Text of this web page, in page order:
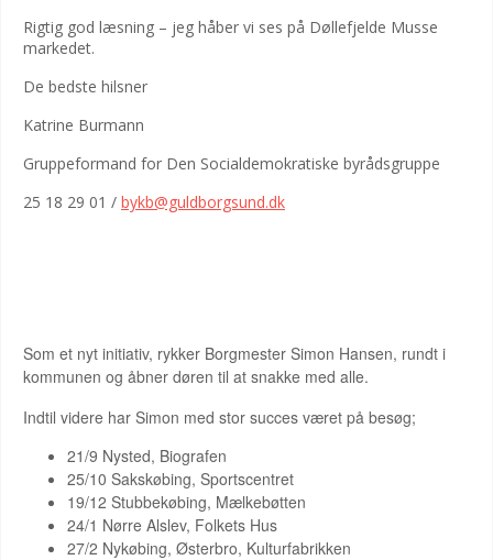
Rigtig god læsning – jeg håber vi ses på Døllefjelde Musse
markedet.
De bedste hilsner
Katrine Burmann
Gruppeformand for Den Socialdemokratiske byrådsgruppe
25 18 29 01 / bykb@guldborgsund.dk
Som et nyt initiativ, rykker Borgmester Simon Hansen, rundt i
kommunen og åbner døren til at snakke med alle.
Indtil videre har Simon med stor succes været på besøg;
21/9 Nysted, Biografen
25/10 Sakskøbing, Sportscentret
19/12 Stubbekøbing, Mælkebøtten
24/1 Nørre Alslev, Folkets Hus
27/2 Nykøbing, Østerbro, Kulturfabrikken